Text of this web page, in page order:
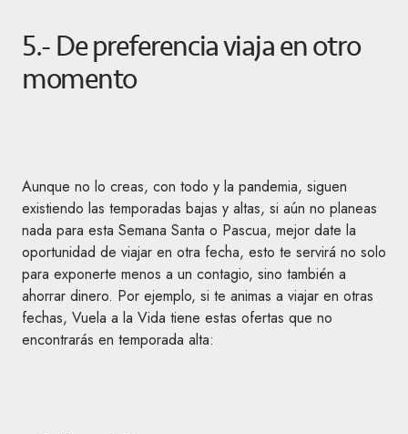
5.- De preferencia viaja en otro
momento
Aunque no lo creas, con todo y la pandemia, siguen
existiendo las temporadas bajas y altas, si aún no planeas
nada para esta Semana Santa o Pascua, mejor date la
oportunidad de viajar en otra fecha, esto te servirá no solo
para exponerte menos a un contagio, sino también a
ahorrar dinero. Por ejemplo, si te animas a viajar en otras
fechas, Vuela a la Vida tiene estas ofertas que no
encontrarás en temporada alta: